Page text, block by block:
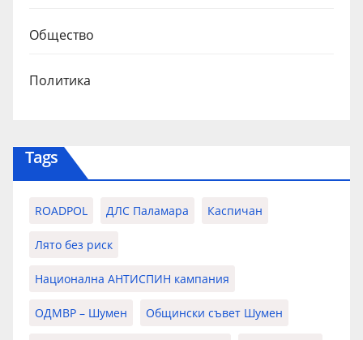
Общество
Политика
Tags
ROADPOL ДЛС Паламара Каспичан
Лято без риск
Национална АНТИСПИН кампания
ОДМВР – Шумен Общински съвет Шумен